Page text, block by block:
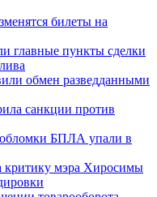
билеты на
главные пункты сделки
обмен разведданными
санкции против
БПЛА упали в
мэра Хиросимы